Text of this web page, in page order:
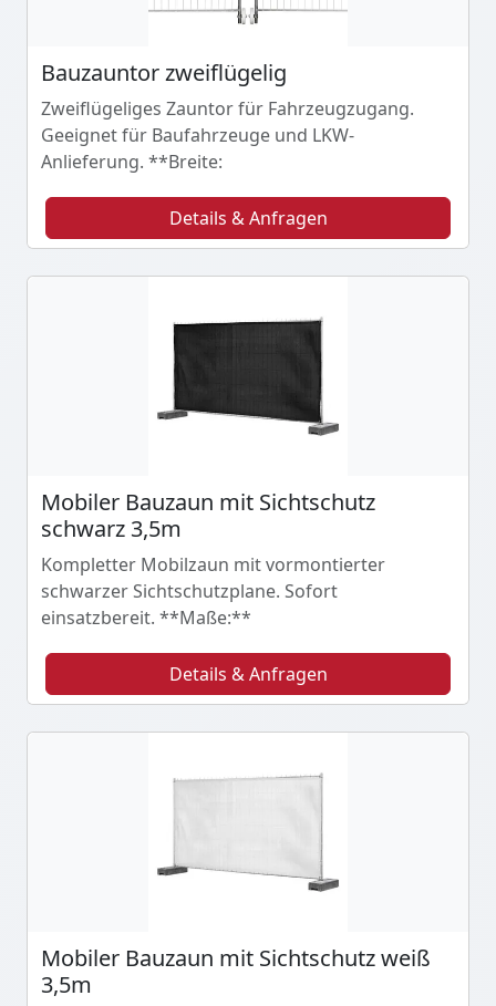
Bauzauntor zweiflügelig
Zweiflügeliges Zauntor für Fahrzeugzugang.
Geeignet für Baufahrzeuge und LKW-
Anlieferung. **Breite:
Details & Anfragen
Mobiler Bauzaun mit Sichtschutz
schwarz 3,5m
Kompletter Mobilzaun mit vormontierter
schwarzer Sichtschutzplane. Sofort
einsatzbereit. **Maße:**
Details & Anfragen
Mobiler Bauzaun mit Sichtschutz weiß
3,5m